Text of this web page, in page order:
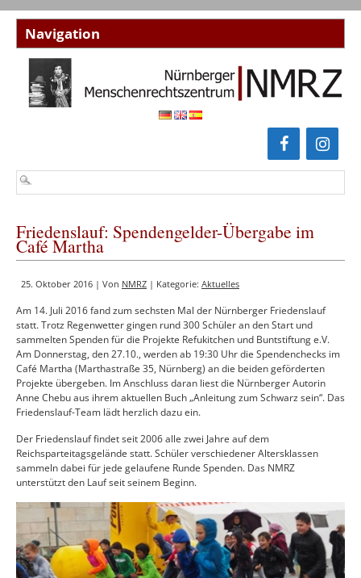
Friedenslauf: Spendengelder-Übergabe im
Café Martha
25. Oktober 2016 | Von NMRZ | Kategorie: Aktuelles
Am 14. Juli 2016 fand zum sechsten Mal der Nürnberger Friedenslauf
statt. Trotz Regenwetter gingen rund 300 Schüler an den Start und
sammelten Spenden für die Projekte Refukitchen und Buntstiftung e.V.
Am Donnerstag, den 27.10., werden ab 19:30 Uhr die Spendenchecks im
Café Martha (Marthastraße 35, Nürnberg) an die beiden geförderten
Projekte übergeben. Im Anschluss daran liest die Nürnberger Autorin
Anne Chebu aus ihrem aktuellen Buch „Anleitung zum Schwarz sein“. Das
Friedenslauf-Team lädt herzlich dazu ein.
Der Friedenslauf findet seit 2006 alle zwei Jahre auf dem
Reichsparteitagsgelände statt. Schüler verschiedener Altersklassen
sammeln dabei für jede gelaufene Runde Spenden. Das NMRZ
unterstützt den Lauf seit seinem Beginn.